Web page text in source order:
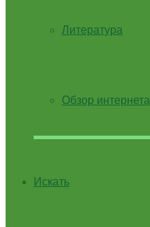
Литература
Обзор интернета
Искать